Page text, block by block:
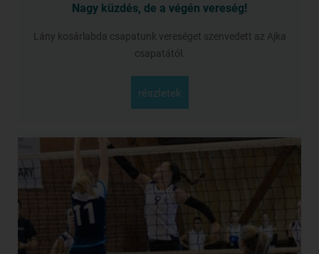
Nagy küzdés, de a végén vereség!
Lány kosárlabda csapatunk vereséget szenvedett az Ajka
csapatától.
részletek